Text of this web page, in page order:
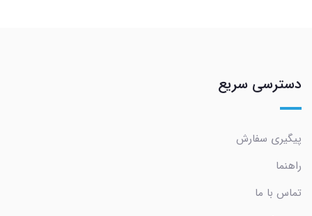
دسترسی سریع
پیگیری سفارش
راهنما
تماس با ما